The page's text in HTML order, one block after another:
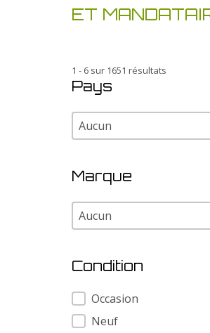
ET
1 - 6 sur 1651 résultats
Pays
Pays
Pays
Marque
Marque
Marque
Condition
Condition
Occasion
Neuf